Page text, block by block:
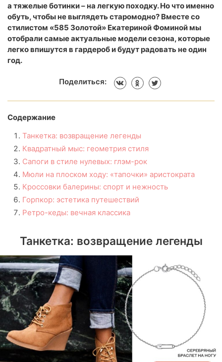
а тяжелые ботинки – на легкую походку. Но что именно
обуть, чтобы не выглядеть старомодно? Вместе со
стилистом «585 Золотой» Екатериной Фоминой мы
отобрали самые актуальные модели сезона, которые
легко впишутся в гардероб и будут радовать не один
год.
Поделиться:
Содержание
Танкетка: возвращение легенды
Квадратный мыс: геометрия стиля
Сапоги в стиле нулевых: глэм-рок
Мюли на плоском ходу: «тапочки» аристократа
Кроссовки балерины: спорт и нежность
Горпкор: эстетика путешествий
Ретро-кеды: вечная классика
Танкетка: возвращение легенды